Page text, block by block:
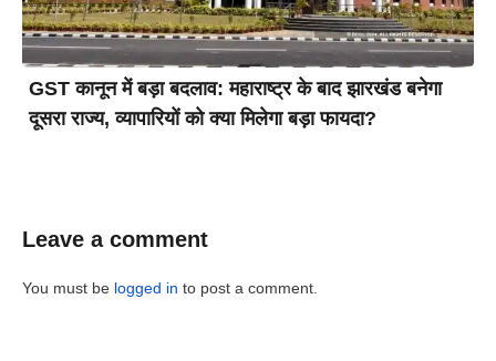
GST कानून में बड़ा बदलाव: महाराष्ट्र के बाद झारखंड बनेगा
दूसरा राज्य, व्यापारियों को क्या मिलेगा बड़ा फायदा?
Leave a comment
You must be logged in to post a comment.